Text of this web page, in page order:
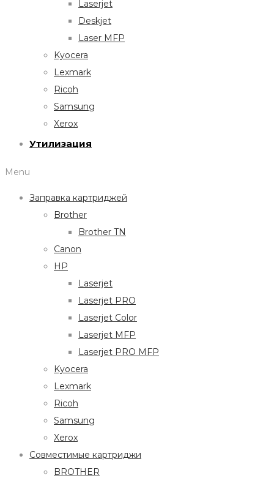
Laserjet
Deskjet
Laser MFP
Kyocera
Lexmark
Ricoh
Samsung
Xerox
Утилизация
Menu
Заправка картриджей
Brother
Brother TN
Canon
HP
Laserjet
Laserjet PRO
Laserjet Color
Laserjet MFP
Laserjet PRO MFP
Kyocera
Lexmark
Ricoh
Samsung
Xerox
Совместимые картриджи
BROTHER